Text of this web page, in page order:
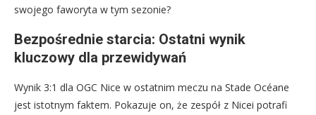
swojego faworyta w tym sezonie?
Bezpośrednie starcia: Ostatni wynik
kluczowy dla przewidywań
Wynik 3:1 dla OGC Nice w ostatnim meczu na Stade Océane
jest istotnym faktem. Pokazuje on, że zespół z Nicei potrafi